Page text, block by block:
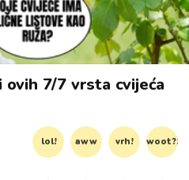
ovih 7/7 vrsta cvijeća
lol! aww vrh! woot?!